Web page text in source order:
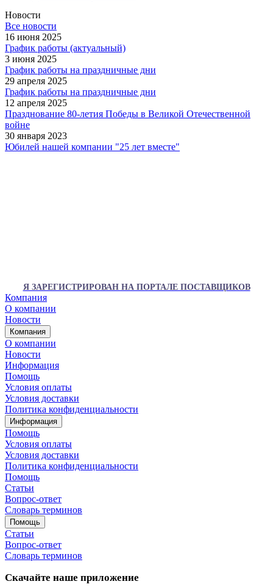
Новости
Все новости
16 июня 2025
График работы (актуальный)
3 июня 2025
График работы на праздничные дни
29 апреля 2025
График работы на праздничные дни
12 апреля 2025
Празднование 80-летия Победы в Великой Отечественной
войне
30 января 2023
Юбилей нашей компании "25 лет вместе"
Я ЗАРЕГИСТРИРОВАН НА ПОРТАЛЕ ПОСТАВЩИКОВ
Компания
О компании
Новости
Компания
О компании
Новости
Информация
Помощь
Условия оплаты
Условия доставки
Политика конфиденциальности
Информация
Помощь
Условия оплаты
Условия доставки
Политика конфиденциальности
Помощь
Статьи
Вопрос-ответ
Словарь терминов
Помощь
Статьи
Вопрос-ответ
Словарь терминов
Скачайте наше приложение